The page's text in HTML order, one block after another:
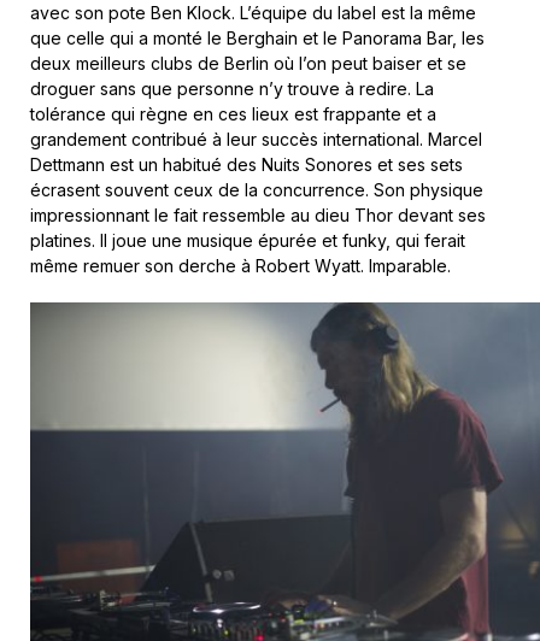
avec son pote Ben Klock. L’équipe du label est la même
que celle qui a monté le Berghain et le Panorama Bar, les
deux meilleurs clubs de Berlin où l’on peut baiser et se
droguer sans que personne n’y trouve à redire. La
tolérance qui règne en ces lieux est frappante et a
grandement contribué à leur succès international. Marcel
Dettmann est un habitué des Nuits Sonores et ses sets
écrasent souvent ceux de la concurrence. Son physique
impressionnant le fait ressemble au dieu Thor devant ses
platines. Il joue une musique épurée et funky, qui ferait
même remuer son derche à Robert Wyatt. Imparable.